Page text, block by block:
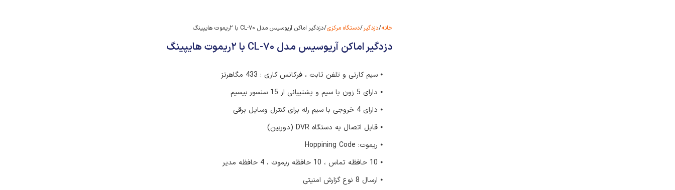
خانه/دزدگیر/دستگاه مرکزی/ دزدگیر اماکن آریوسیس مدل CL-۷۰ با ۲ریموت هایپینگ
دزدگیر اماکن آریوسیس مدل CL-۷۰ با ۲ریموت هایپینگ
⦁ سیم کارتی و تلفن ثابت ، فرکانس کاری : 433 مگاهرتز
⦁ دارای 5 زون با سیم و پشتیبانی از 15 سنسور بیسیم
⦁ دارای 4 خروجی با سیم رله برای کنترل وسایل برقی
⦁ قابل اتصال به دستگاه DVR (دوربین)
⦁ ریموت: Hoppining Code
⦁ 10 حافظه تماس ، 10 حافظه ریموت ، 4 حافظه مدیر
⦁ ارسال 8 نوع گزارش امنیتی